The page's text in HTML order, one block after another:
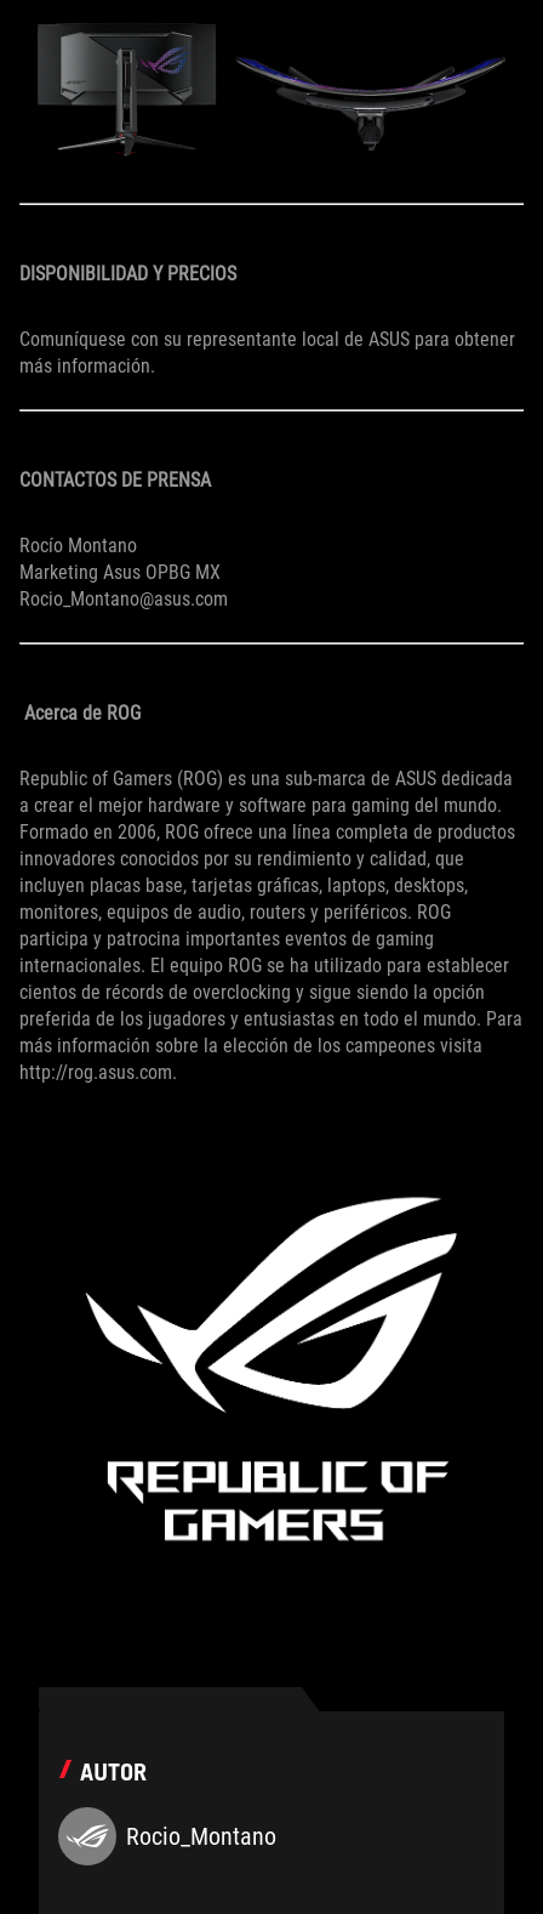
DISPONIBILIDAD Y PRECIOS
Comuníquese con su representante local de ASUS para obtener
más información.
CONTACTOS DE PRENSA
Rocío Montano
Marketing Asus OPBG MX
Rocio_Montano@asus.com
Acerca de ROG
Republic of Gamers (ROG) es una sub-marca de ASUS dedicada
a crear el mejor hardware y software para gaming del mundo.
Formado en 2006, ROG ofrece una línea completa de productos
innovadores conocidos por su rendimiento y calidad, que
incluyen placas base, tarjetas gráficas, laptops, desktops,
monitores, equipos de audio, routers y periféricos. ROG
participa y patrocina importantes eventos de gaming
internacionales. El equipo ROG se ha utilizado para establecer
cientos de récords de overclocking y sigue siendo la opción
preferida de los jugadores y entusiastas en todo el mundo. Para
más información sobre la elección de los campeones visita
http://rog.asus.com.
AUTOR
Rocio_Montano